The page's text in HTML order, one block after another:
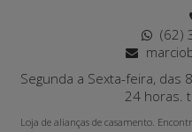
(62)
Segunda a Sexta-feira, das
24 horas.
Loja de alianças de casamento.